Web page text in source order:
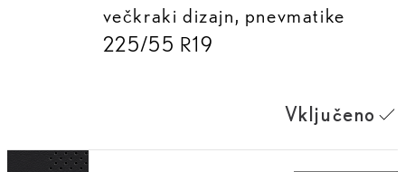
večkraki dizajn, pnevmatike
225/55 R19
Vključeno